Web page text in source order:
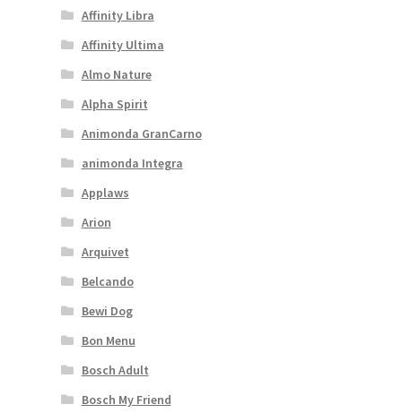
Affinity Libra
Affinity Ultima
Almo Nature
Alpha Spirit
Animonda GranCarno
animonda Integra
Applaws
Arion
Arquivet
Belcando
Bewi Dog
Bon Menu
Bosch Adult
Bosch My Friend